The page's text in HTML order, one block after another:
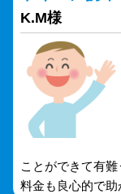
K.M様
ことができて有難
料金も良心的で助